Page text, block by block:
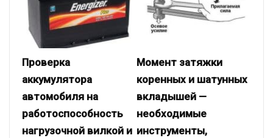
Проверка
аккумулятора
автомобиля на
работоспособность
нагрузочной вилкой и
Момент затяжки
коренных и шатунных
вкладышей —
необходимые
инструменты,